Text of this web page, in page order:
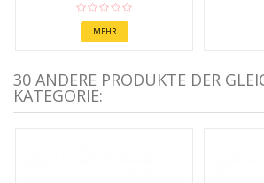
MEHR
30 ANDERE PRODUKTE DER
KATEGORIE: